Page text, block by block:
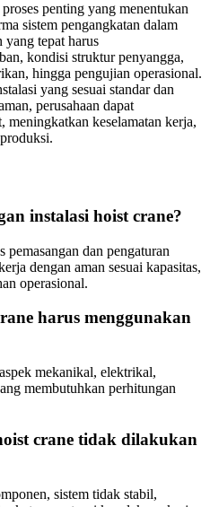
penting yang menentukan
sistem pengangkatan dalam
yang tepat harus
kondisi struktur penyangga,
hingga pengujian operasional.
yang sesuai standar dan
perusahaan dapat
meningkatkan keselamatan kerja,
instalasi hoist crane?
pemasangan dan pengaturan
dengan aman sesuai kapasitas,
operasional.
harus menggunakan
mekanikal, elektrikal,
membutuhkan perhitungan
crane tidak dilakukan
sistem tidak stabil,